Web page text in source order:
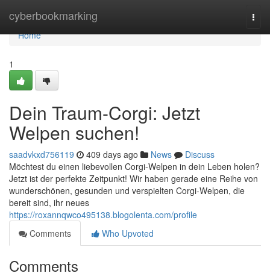
cyberbookmarking
Home
Home
1
Dein Traum-Corgi: Jetzt
Welpen suchen!
saadvkxd756119 409 days ago News
Discuss
Möchtest du einen liebevollen Corgi-Welpen in dein Leben holen?
Jetzt ist der perfekte Zeitpunkt! Wir haben gerade eine Reihe von
wunderschönen, gesunden und verspielten Corgi-Welpen, die
bereit sind, ihr neues
https://roxannqwco495138.blogolenta.com/profile
Comments
Who Upvoted
Comments